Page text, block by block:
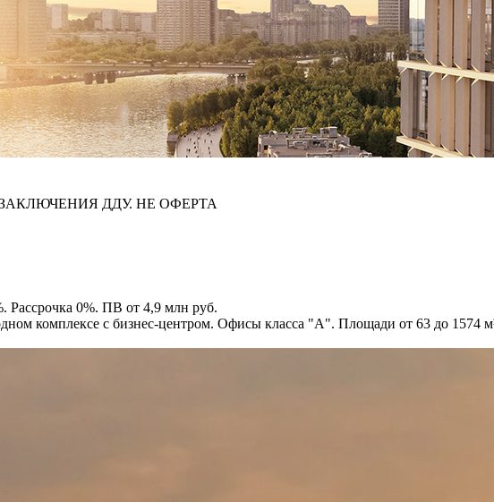
ДДУ. НЕ ОФЕРТА
Рассрочка 0%. ПВ от 4,9 млн руб.
комплексе с бизнес-центром. Офисы класса "А". Площади от 63 до 1574